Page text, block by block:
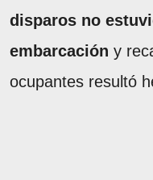
disparos no
embarcación y
ocupantes resultó